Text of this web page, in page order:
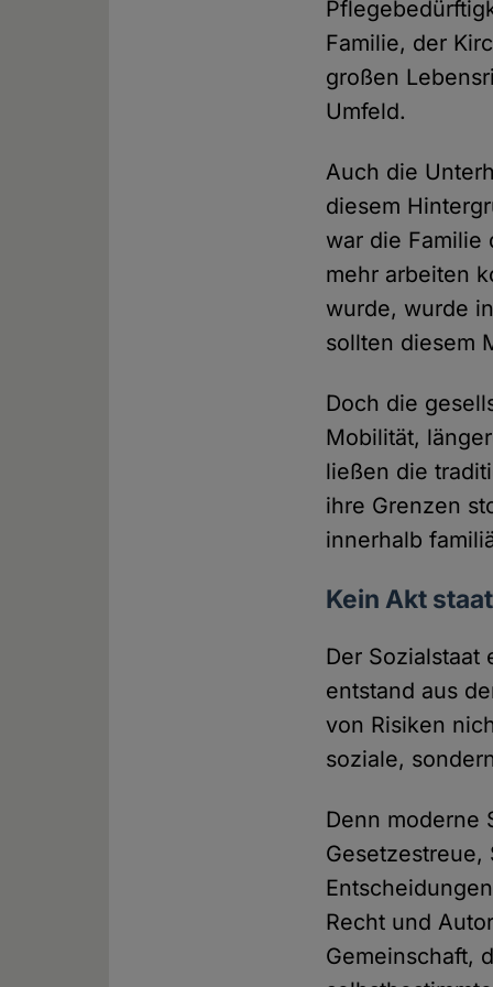
Familie, der
großen
Umfeld.
Auch die
diesem
war die Familie
mehr arbeiten
wurde, wurde
sollten diesem
Doch die
Mobilität,
ließen die
ihre Grenzen
innerhalb
Kein Akt
Der Sozialstaat
entstand aus
von Risiken
soziale,
Denn moderne
Recht und
Gemeinschaft,